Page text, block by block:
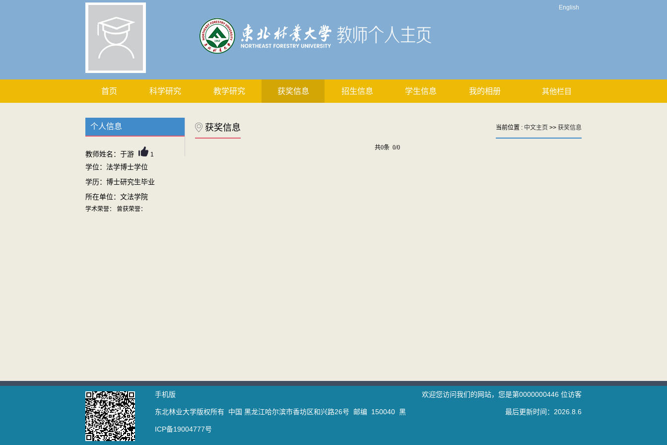
English
首页 科学研究 教学研究 获奖信息 招生信息 学生信息 我的相册 其他栏目
个人信息
教师姓名：于游 1
学位：法学博士学位
学历：博士研究生毕业
所在单位：文法学院
学术荣誉： 曾获荣誉：
获奖信息 当前位置 : 中文主页 >> 获奖信息
共0条 0/0
手机版 欢迎您访问我们的网站，您是第0000000446 位访客
东北林业大学版权所有 中国 黑龙江哈尔滨市香坊区和兴路26号 邮编 150040 黑
ICP备19004777号
最后更新时间： 2026 8 6